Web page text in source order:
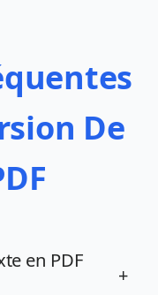
De
en PDF
+